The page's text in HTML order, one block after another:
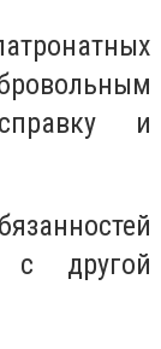
и
с другой